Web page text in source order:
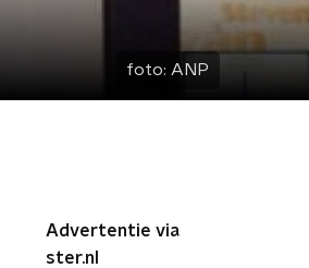
foto: ANP
Advertentie via
ster.nl